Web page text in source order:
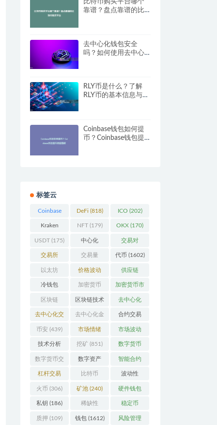
比特币购买平台哪个
靠谱？盘点靠谱的比
去中心化钱包安全
吗？如何使用去中心
RLY币是什么？了解
RLY币的基本信息与市
Coinbase钱包如何提
币？Coinbase钱包提
标签云
Coinbase
(206)
DeFi (818) ICO (202)
Kraken
(104)
NFT(179) OKX (170)
USDT (175) 中心化
(3923)
交易对
(359)
交易所
(2164)
交易量
(246)
代币 (1602)
以太坊
(742)
价格波动
(630)
供应链
(118)
冷钱包
(175)
加密货币
(5442)
加密货币市
场(701)
区块链
(4599)
区块链技术
(528)
去中心化
(4087)
去中心化交
易所 (196)
去中心化金
融(111)
合约交易
(182)
币安 (439) 市场情绪
(337)
市场波动
(279)
技术分析
(148)
挖矿 (851) 数字货币
(8679)
数字货币交
易(150)
数字资产
(286)
智能合约
(532)
杠杆交易
(231)
比特币
(2378)
波动性
(352)
火币 (306) 矿池 (240) 硬件钱包
(170)
私钥 (186) 稀缺性
(193)
稳定币
(112)
质押 (109) 钱包(1612) 风险管理